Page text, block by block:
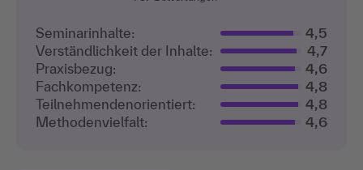
Seminarinhalte:
4,5
Verständlichkeit der Inhalte:
4,7
Praxisbezug:
4,6
Fachkompetenz:
4,8
Teilnehmenden­orientiert:
4,8
Methodenvielfalt:
4,6